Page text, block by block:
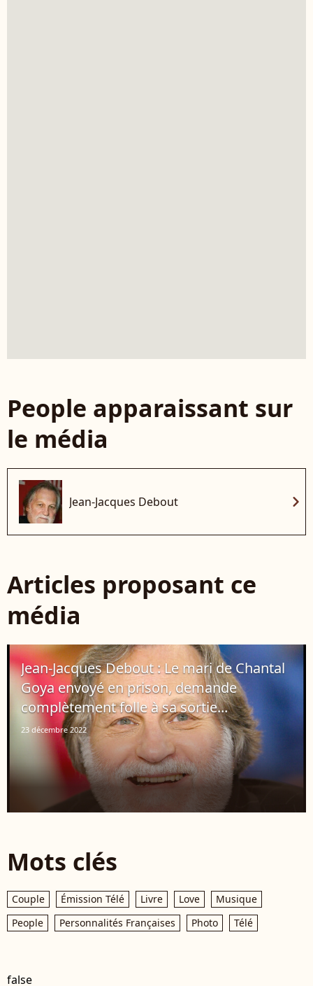
People apparaissant sur
le média
Jean-Jacques Debout chevron_right
Articles proposant ce
média
Jean-Jacques Debout : Le mari de Chantal
Goya envoyé en prison, demande
complètement folle à sa sortie...
23 décembre 2022
Mots clés
Couple Émission Télé Livre Love
Musique
People
Personnalités Françaises Photo Télé
false